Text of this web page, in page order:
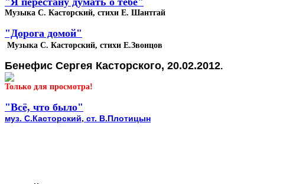
Музыка С. Касторский, стихи Е. Шантгай
"Дорога домой"
Музыка С. Касторский, стихи Е.Звонцов
Бенефис Сергея Касторского, 20.02.2012.
Только для просмотра!
"Всё, что было"
муз. С.Касторский, ст. В.Плотицын